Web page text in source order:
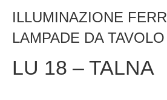
ILLUMINAZIONE
LAMPADE DA TAVOLO
LU 18 – TALNA